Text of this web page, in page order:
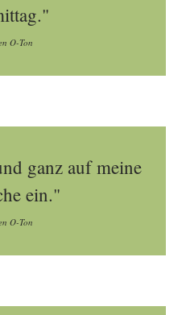
O-Ton
ganz auf meine
ein."
O-Ton